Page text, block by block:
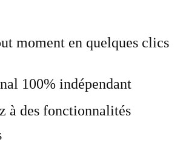
moment en quelques clics
100% indépendant
à des fonctionnalités